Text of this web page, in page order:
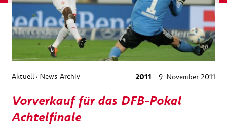
Aktuell › News-Archiv 2011 9. November 2011
Vorverkauf für das DFB-Pokal
Achtelfinale